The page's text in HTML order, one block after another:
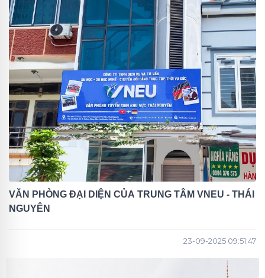
VĂN PHÒNG ĐẠI DIỆN CỦA TRUNG TÂM VNEU - THÁI
NGUYÊN
23-09-2025 09:51:47